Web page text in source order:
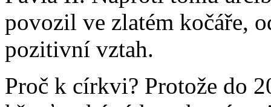
povozil ve zlatém kočáře,
pozitivní vztah.
Proč k církvi? Protože do